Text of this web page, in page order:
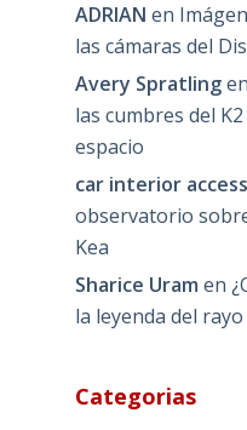
ADRIAN en
las cámaras del
Avery Spratlingen
las cumbres del
espacio
car interior
observatorio
Kea
Sharice Uram en
la leyenda del rayo
Categorias